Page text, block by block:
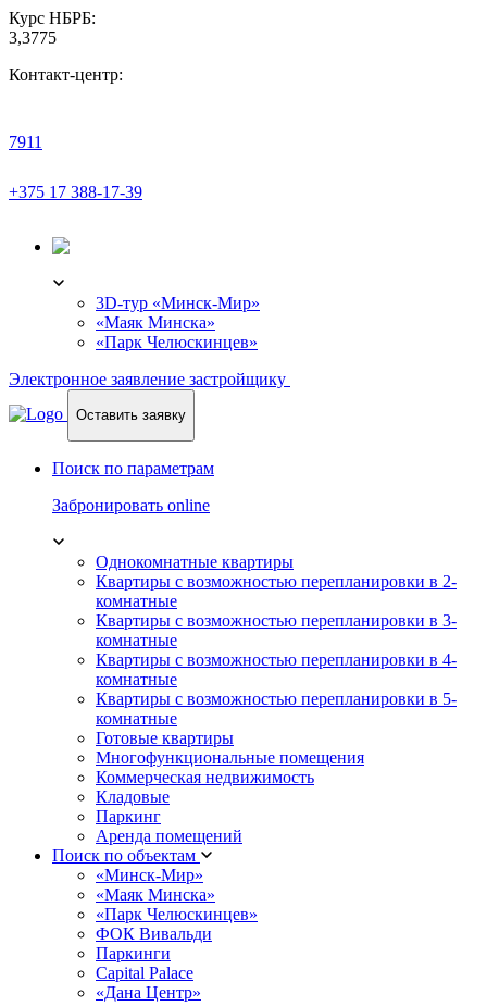
Курс НБРБ:
3,3775
Контакт-центр:
7911
+375 17 388-17-39
3D-тур «Минск-Мир»
«Маяк Минска»
«Парк Челюскинцев»
Электронное заявление застройщику
Оставить заявку
Поиск по параметрам
Забронировать online
Однокомнатные квартиры
Квартиры с возможностью перепланировки в 2-
комнатные
Квартиры с возможностью перепланировки в 3-
комнатные
Квартиры с возможностью перепланировки в 4-
комнатные
Квартиры с возможностью перепланировки в 5-
комнатные
Готовые квартиры
Многофункциональные помещения
Коммерческая недвижимость
Кладовые
Паркинг
Аренда помещений
Поиск по объектам
«Минск-Мир»
«Маяк Минска»
«Парк Челюскинцев»
ФОК Вивальди
Паркинги
Capital Palace
«Дана Центр»